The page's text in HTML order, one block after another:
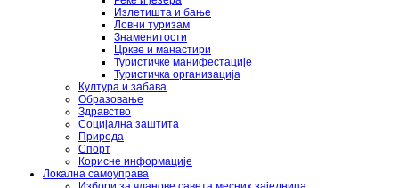
Излетишта и бање
Ловни туризам
Знаменитости
Цркве и манастири
Туристичке манифестације
Туристичка организација
Култура и забава
Образовање
Здравство
Социјална заштита
Природа
Спорт
Корисне информације
Локална самоуправа